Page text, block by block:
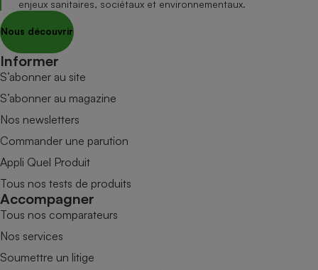
enjeux sanitaires, sociétaux et environnementaux.
Nous découvrir
Informer
S’abonner au site
S’abonner au magazine
Nos newsletters
Commander une parution
Appli Quel Produit
Tous nos tests de produits
Accompagner
Tous nos comparateurs
Nos services
Soumettre un litige